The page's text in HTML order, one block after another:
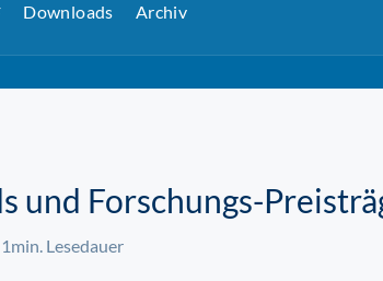
Downloads Archiv
und Forschungs-
1min. Lesedauer